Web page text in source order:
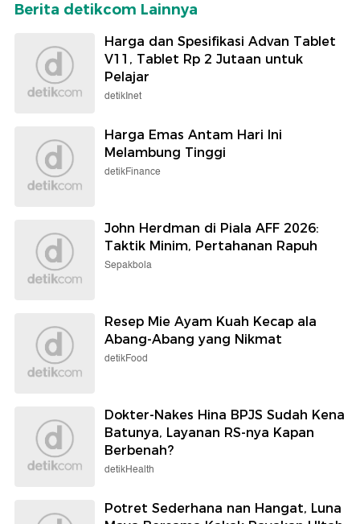
Berita detikcom Lainnya
Harga dan Spesifikasi Advan Tablet
V11, Tablet Rp 2 Jutaan untuk
Pelajar
detikInet
Harga Emas Antam Hari Ini
Melambung Tinggi
detikFinance
John Herdman di Piala AFF 2026:
Taktik Minim, Pertahanan Rapuh
Sepakbola
Resep Mie Ayam Kuah Kecap ala
Abang-Abang yang Nikmat
detikFood
Dokter-Nakes Hina BPJS Sudah Kena
Batunya, Layanan RS-nya Kapan
Berbenah?
detikHealth
Potret Sederhana nan Hangat, Luna